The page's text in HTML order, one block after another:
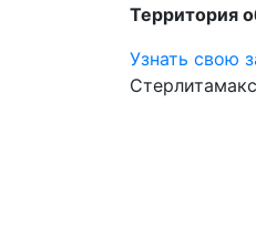
Территория
Узнать свою